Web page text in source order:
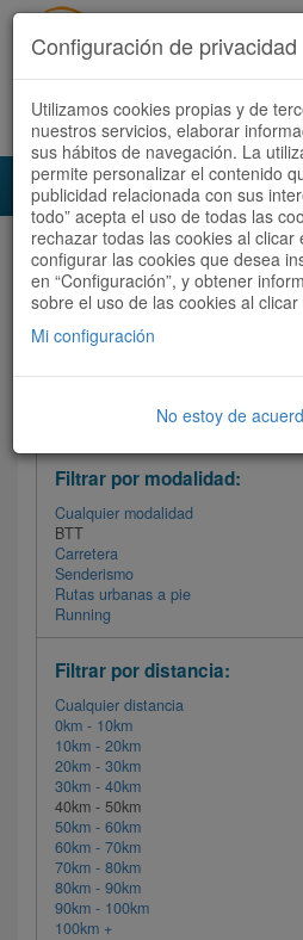
Acceder Registrate ahora
Audioruta Todas las rutas
Todas las rutas
Filtrar las rutas
Filtrar por modalidad:
Cualquier modalidad
BTT
Carretera
Senderismo
Rutas urbanas a pie
Running
Filtrar por distancia:
Cualquier distancia
0km - 10km
10km - 20km
20km - 30km
30km - 40km
40km - 50km
50km - 60km
60km - 70km
70km - 80km
80km - 90km
90km - 100km
100km +
Configuración de privacidad
Utilizamos cookies propias y de
nuestros servicios, elaborar
sus hábitos de navegación. La
permite personalizar el contenido
publicidad relacionada con sus
todo” acepta el uso de todas las
rechazar todas las cookies al clicar
configurar las cookies que desea
en “Configuración”, y obtener
sobre el uso de las cookies al
Mi configuración
No estoy de